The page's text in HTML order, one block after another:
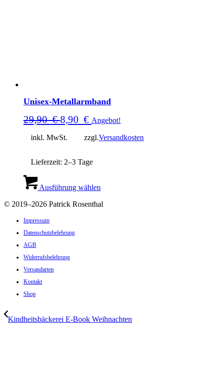
Unisex-Metallarmband
29,90€Ursprünglicher
war:
€
8,90 € Aktueller
ist:
€.
Angebot!
inkl. MwSt. zzgl.Versandkosten
Lieferzeit: 2–3 Tage
Ausführung wählen
mehrere
© 2019–2026 Patrick Rosenthal
Impressum
Datenschutzbelehrung
AGB
Widerrufsbelehrung
Versandarten
Kontakt
Shop
Kindheitsbäckerei E-Book Weihnachten